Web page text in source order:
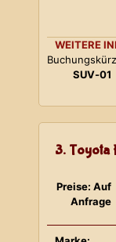
WEITERE
SUV-01
3. Toyota
Preise: Auf
Anfrage